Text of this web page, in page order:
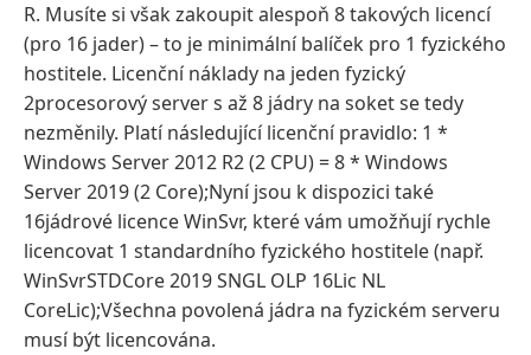
R. Musíte si však zakoupit alespoň 8 takových licencí
(pro 16 jader) – to je minimální balíček pro 1 fyzického
hostitele. Licenční náklady na jeden fyzický
2procesorový server s až 8 jádry na soket se tedy
nezměnily. Platí následující licenční pravidlo: 1 *
Windows Server 2012 R2 (2 CPU) = 8 * Windows
Server 2019 (2 Core);Nyní jsou k dispozici také
16jádrové licence WinSvr, které vám umožňují rychle
licencovat 1 standardního fyzického hostitele (např.
WinSvrSTDCore 2019 SNGL OLP 16Lic NL
CoreLic);Všechna povolená jádra na fyzickém serveru
musí být licencována.